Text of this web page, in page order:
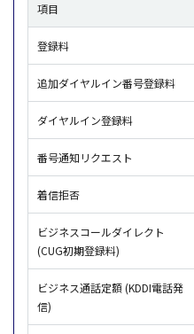
項目
登録料
追加ダイヤルイン番号登録料
ダイヤルイン登録料
番号通知リクエスト
着信拒否
ビジネスコールダイレクト
(CUG初期登録料)
ビジネス通話定額 (KDDI電話発
信)